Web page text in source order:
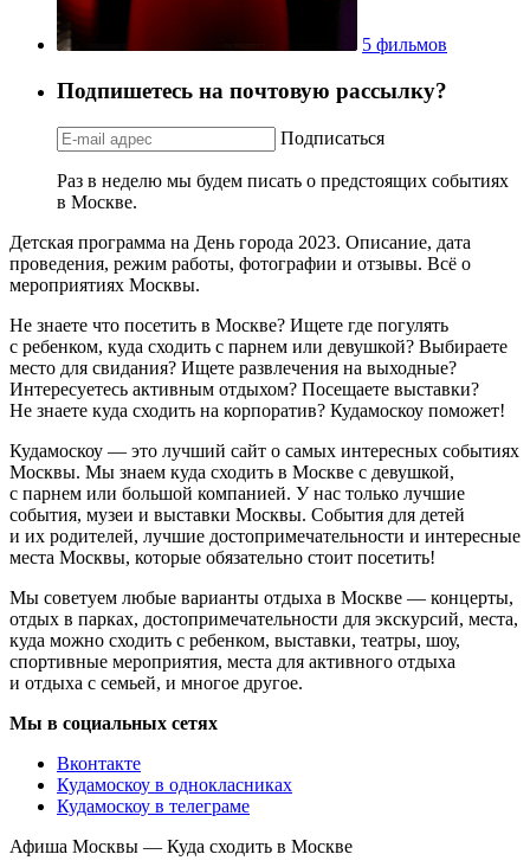
5 фильмов
Подпишетесь на почтовую рассылку?
Подписаться
Раз в неделю мы будем писать о предстоящих событиях
в Москве.
Детская программа на День города 2023. Описание, дата
проведения, режим работы, фотографии и отзывы. Всё о
мероприятиях Москвы.
Не знаете что посетить в Москве? Ищете где погулять
с ребенком, куда сходить с парнем или девушкой? Выбираете
место для свидания? Ищете развлечения на выходные?
Интересуетесь активным отдыхом? Посещаете выставки?
Не знаете куда сходить на корпоратив? Кудамоскоу поможет!
Кудамоскоу — это лучший сайт о самых интересных событиях
Москвы. Мы знаем куда сходить в Москве с девушкой,
с парнем или большой компанией. У нас только лучшие
события, музеи и выставки Москвы. События для детей
и их родителей, лучшие достопримечательности и интересные
места Москвы, которые обязательно стоит посетить!
Мы советуем любые варианты отдыха в Москве — концерты,
отдых в парках, достопримечательности для экскурсий, места,
куда можно сходить с ребенком, выставки, театры, шоу,
спортивные мероприятия, места для активного отдыха
и отдыха с семьей, и многое другое.
Мы в социальных сетях
Вконтакте
Кудамоскоу в однокласниках
Кудамоскоу в телеграме
Афиша Москвы — Куда сходить в Москве